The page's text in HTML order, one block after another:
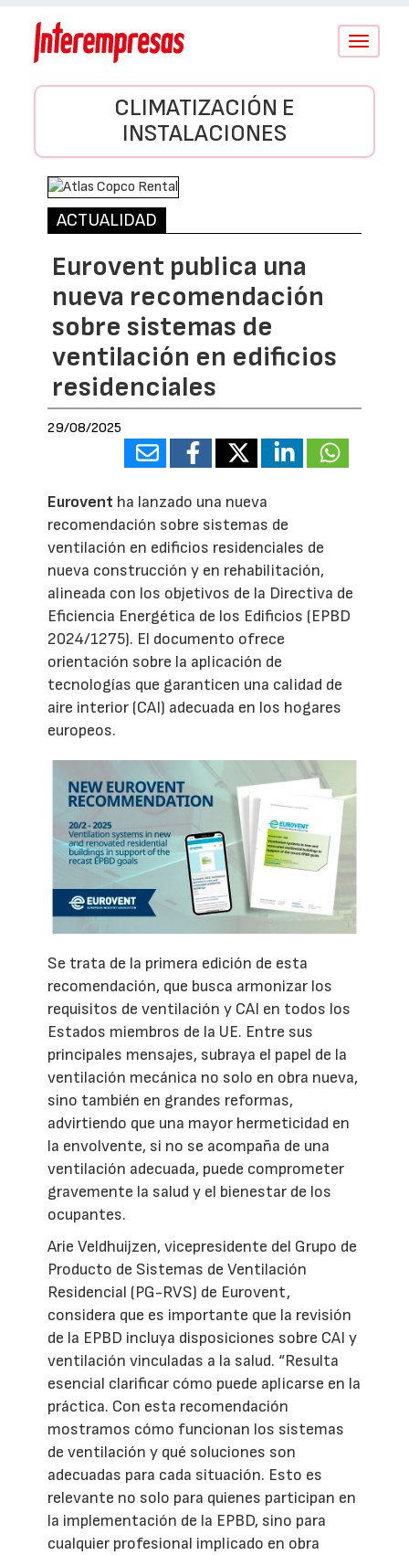
Conmutar
CLIMATIZACIÓN E
INSTALACIONES
ACTUALIDAD
Eurovent publica una
nueva recomendación
sobre sistemas de
ventilación en edificios
residenciales
29/08/2025
Eurovent ha lanzado una nueva
recomendación sobre sistemas de
ventilación en edificios residenciales de
nueva construcción y en rehabilitación,
alineada con los objetivos de la Directiva de
Eficiencia Energética de los Edificios (EPBD
2024/1275). El documento ofrece
orientación sobre la aplicación de
tecnologías que garanticen una calidad de
aire interior (CAI) adecuada en los hogares
europeos.
Se trata de la primera edición de esta
recomendación, que busca armonizar los
requisitos de ventilación y CAI en todos los
Estados miembros de la UE. Entre sus
principales mensajes, subraya el papel de la
ventilación mecánica no solo en obra nueva,
sino también en grandes reformas,
advirtiendo que una mayor hermeticidad en
la envolvente, si no se acompaña de una
ventilación adecuada, puede comprometer
gravemente la salud y el bienestar de los
ocupantes.
Arie Veldhuijzen, vicepresidente del Grupo de
Producto de Sistemas de Ventilación
Residencial (PG-RVS) de Eurovent,
considera que es importante que la revisión
de la EPBD incluya disposiciones sobre CAI y
ventilación vinculadas a la salud. “Resulta
esencial clarificar cómo puede aplicarse en la
práctica. Con esta recomendación
mostramos cómo funcionan los sistemas
de ventilación y qué soluciones son
adecuadas para cada situación. Esto es
relevante no solo para quienes participan en
la implementación de la EPBD, sino para
cualquier profesional implicado en obra